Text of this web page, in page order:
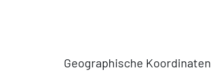
Geographische Koordinaten